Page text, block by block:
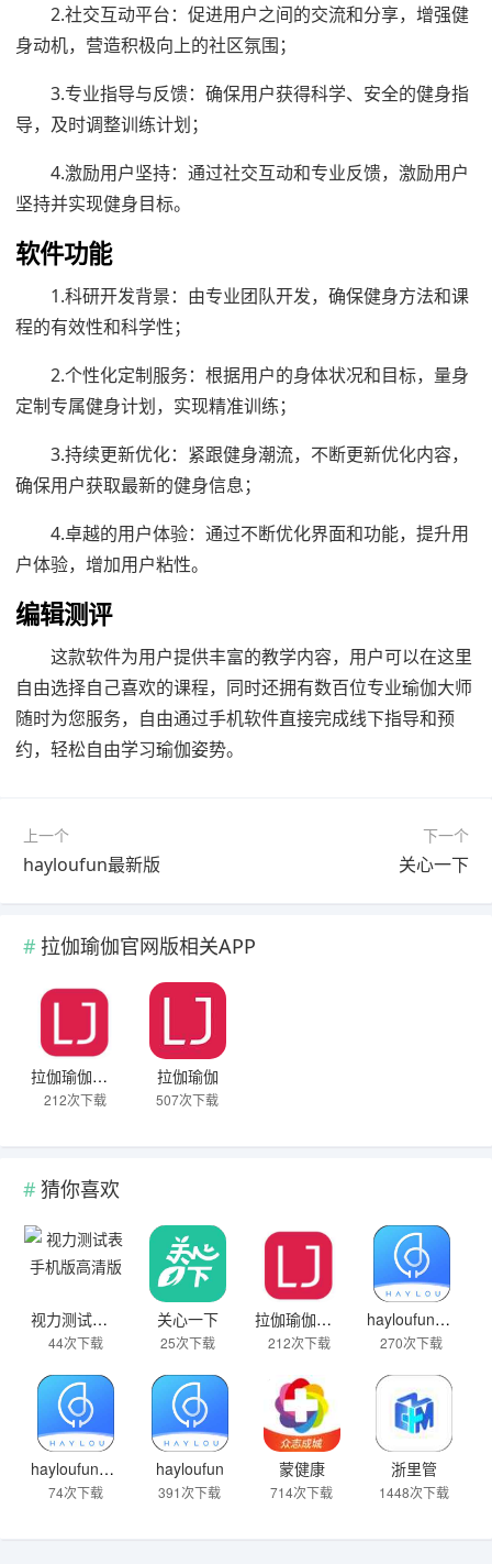
2.社交互动平台：促进用户之间的交流和分享，增强健
身动机，营造积极向上的社区氛围；
3.专业指导与反馈：确保用户获得科学、安全的健身指
导，及时调整训练计划；
4.激励用户坚持：通过社交互动和专业反馈，激励用户
坚持并实现健身目标。
软件功能
1.科研开发背景：由专业团队开发，确保健身方法和课
程的有效性和科学性；
2.个性化定制服务：根据用户的身体状况和目标，量身
定制专属健身计划，实现精准训练；
3.持续更新优化：紧跟健身潮流，不断更新优化内容，
确保用户获取最新的健身信息；
4.卓越的用户体验：通过不断优化界面和功能，提升用
户体验，增加用户粘性。
编辑测评
这款软件为用户提供丰富的教学内容，用户可以在这里
自由选择自己喜欢的课程，同时还拥有数百位专业瑜伽大师
随时为您服务，自由通过手机软件直接完成线下指导和预
约，轻松自由学习瑜伽姿势。
上一个
hayloufun最新版
下一个
关心一下
拉伽瑜伽官网版相关APP
拉伽瑜伽官网版
212次下载
拉伽瑜伽
507次下载
猜你喜欢
视力测试表手机版高清版
44次下载
关心一下
25次下载
拉伽瑜伽官网版
212次下载
hayloufun最新版
270次下载
hayloufun智能手表
74次下载
hayloufun
391次下载
蒙健康
714次下载
浙里管
1448次下载